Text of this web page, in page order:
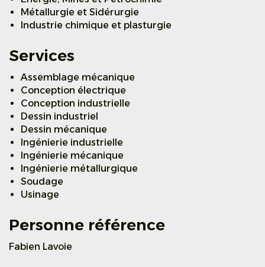
Métallurgie et Sidérurgie
Industrie chimique et plasturgie
Services
Assemblage mécanique
Conception électrique
Conception industrielle
Dessin industriel
Dessin mécanique
Ingénierie industrielle
Ingénierie mécanique
Ingénierie métallurgique
Soudage
Usinage
Personne référence
Fabien Lavoie